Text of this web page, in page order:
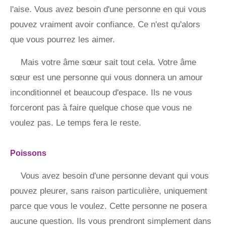
l'aise. Vous avez besoin d'une personne en qui vous
pouvez vraiment avoir confiance. Ce n'est qu'alors
que vous pourrez les aimer.
Mais votre âme sœur sait tout cela. Votre âme
sœur est une personne qui vous donnera un amour
inconditionnel et beaucoup d'espace. Ils ne vous
forceront pas à faire quelque chose que vous ne
voulez pas. Le temps fera le reste.
Poissons
Vous avez besoin d'une personne devant qui vous
pouvez pleurer, sans raison particulière, uniquement
parce que vous le voulez. Cette personne ne posera
aucune question. Ils vous prendront simplement dans